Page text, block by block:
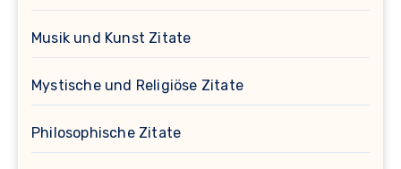
Musik und Kunst Zitate
Mystische und Religiöse Zitate
Philosophische Zitate